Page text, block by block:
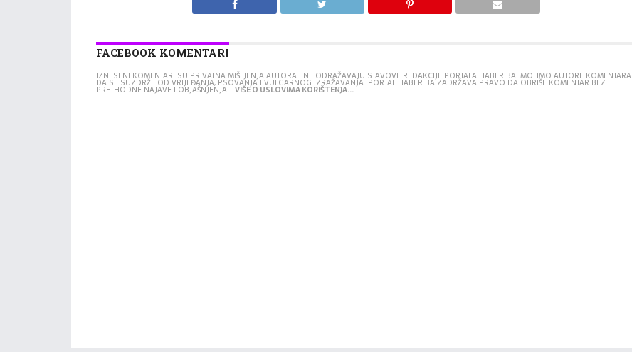
FACEBOOK KOMENTARI
IZNESENI KOMENTARI SU PRIVATNA MIŠLJENJA AUTORA I NE ODRAŽAVAJU STAVOVE REDAKCIJE PORTALA HABER.BA. MOLIMO AUTORE KOMENTARA
DA SE SUZDRŽE OD VRIJEĐANJA, PSOVANJA I VULGARNOG IZRAŽAVANJA. PORTAL HABER.BA ZADRŽAVA PRAVO DA OBRIŠE KOMENTAR BEZ
PRETHODNE NAJAVE I OBJAŠNJENJA -VIŠE O USLOVIMA KORIŠTENJA...